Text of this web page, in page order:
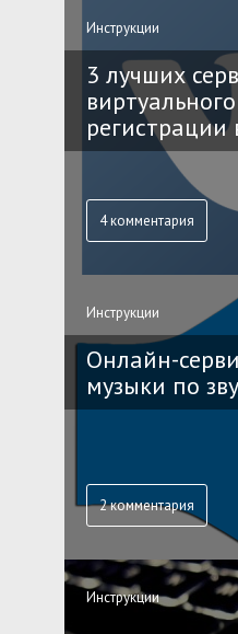
Инструкции
3 лучших
регистрации
4 комментария
Инструкции
Онлайн-
музыки по
2 комментария
Инструкции